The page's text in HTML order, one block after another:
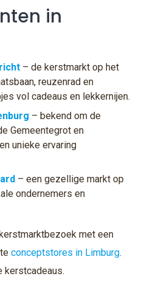
in
– de kerstmarkt op het
reuzenrad en
vol cadeaus en lekkernijen.
– bekend om de
Gemeentegrot en
unieke ervaring
– een gezellige markt op
ondernemers en
met een
conceptstores in Limburg.
kerstcadeaus.